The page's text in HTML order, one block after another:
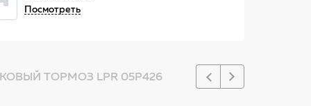
Посмотреть
ТОРМОЗ LPR 05P426